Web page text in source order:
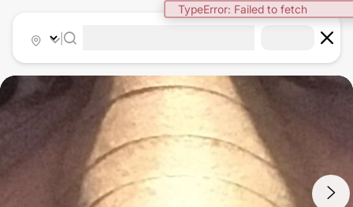
TypeError: Failed to fetch